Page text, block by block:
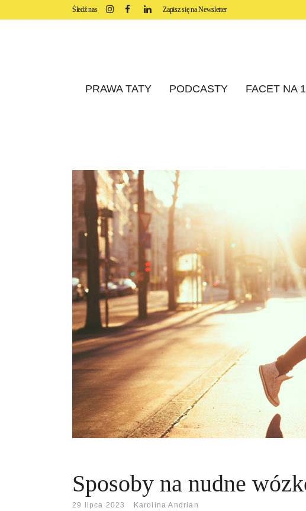
Śledź nas Zapisz się na Newsletter
PRAWA TATY PODCASTY FACET NA
Sposoby na nudne
29 lipca 2023 Karolina Andrian